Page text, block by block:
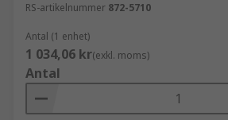
RS-artikelnummer 872-5710
Antal (1 enhet)
1 034,06 kr(exkl. moms)
Antal